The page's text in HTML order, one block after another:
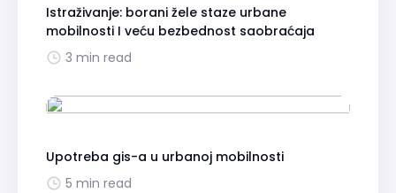
Istraživanje: borani žele staze urbane
mobilnosti I veću bezbednost saobraćaja
3 min read
Upotreba gis-a u urbanoj mobilnosti
5 min read